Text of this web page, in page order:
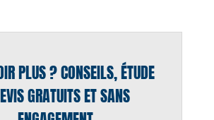
PLUS ? CONSEILS, ÉTUDE
GRATUITS ET SANS